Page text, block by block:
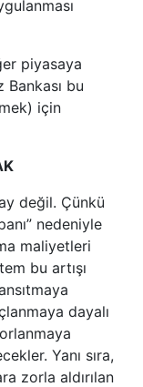
piyasaya
bu
için
değil. Çünkü
nedeniyle
maliyetleri
bu artışı
dayalı
Yanı sıra,
zorla aldırılan